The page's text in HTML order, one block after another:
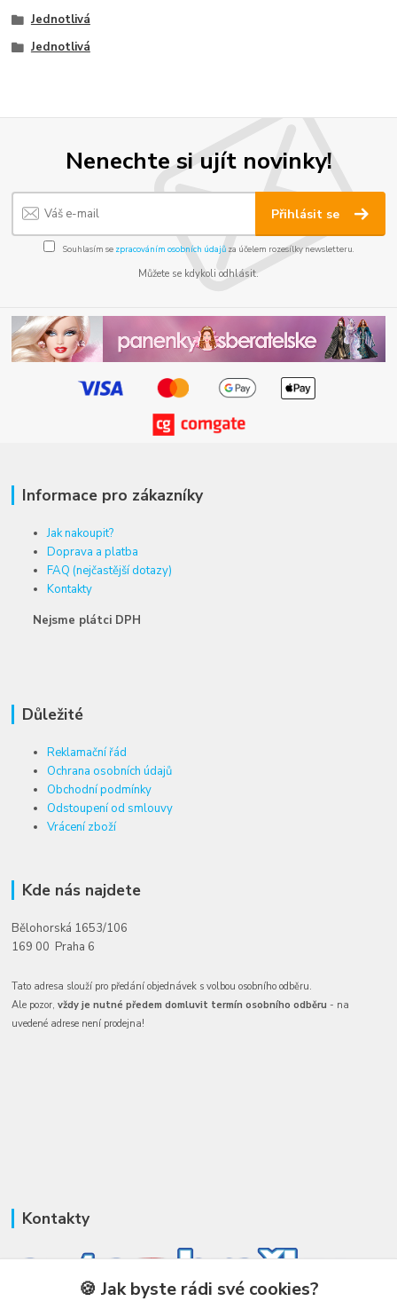
Jednotlivá
Jednotlivá
Nenechte si ujít novinky!
Přihlásit se
Souhlasím se zpracováním osobních údajůza účelem rozesílky newsletteru.
Můžete se kdykoli odhlásit.
Informace pro zákazníky
Jak nakoupit?
Doprava a platba
FAQ (nejčastější dotazy)
Kontakty
Nejsme plátci DPH
Důležité
Reklamační řád
Ochrana osobních údajů
Obchodní podmínky
Odstoupení od smlouvy
Vrácení zboží
Kde nás najdete
Bělohorská 1653/106
169 00 Praha 6
Tato adresa slouží pro předání objednávek s volbou osobního odběru.
Ale pozor,vždy je nutné předem domluvit termín osobního odběru - na
uvedené adrese není prodejna!
Kontakty
🍪 Jak byste rádi své cookies?